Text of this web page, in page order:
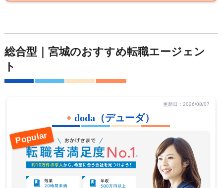
総合型｜宮城のおすすめ転職エージェン
ト
更新日：2026/08/07
doda（デューダ）